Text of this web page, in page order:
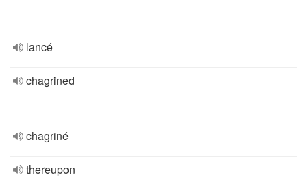
lancé
chagrined
chagriné
thereupon